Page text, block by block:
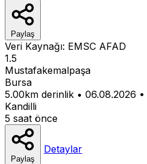
Paylaş
Veri Kaynağı: EMSC AFAD
1.5
Mustafakemalpaşa
Bursa
5.00km derinlik • 06.08.2026 •
Kandilli
5 saat önce
Paylaş
Detaylar